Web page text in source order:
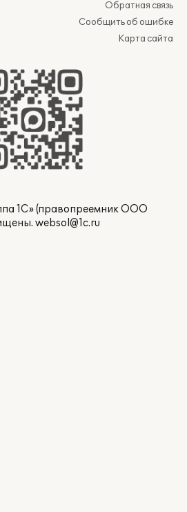
Обратная связь
Сообщить об ошибке
Карта сайта
1С» (правопреемник ООО
websol@1c.ru